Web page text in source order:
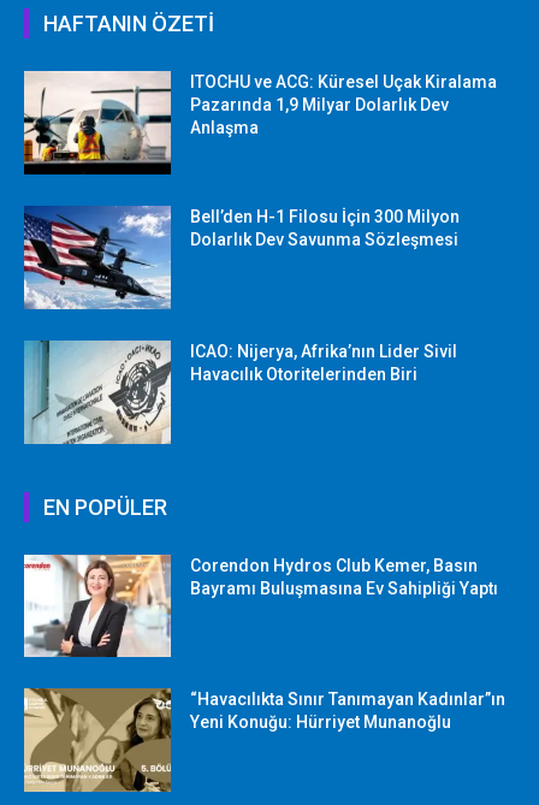
HAFTANIN ÖZETİ
ITOCHU ve ACG: Küresel Uçak Kiralama
Pazarında 1,9 Milyar Dolarlık Dev
Anlaşma
Bell’den H-1 Filosu İçin 300 Milyon
Dolarlık Dev Savunma Sözleşmesi
ICAO: Nijerya, Afrika’nın Lider Sivil
Havacılık Otoritelerinden Biri
EN POPÜLER
Corendon Hydros Club Kemer, Basın
Bayramı Buluşmasına Ev Sahipliği Yaptı
“Havacılıkta Sınır Tanımayan Kadınlar”ın
Yeni Konuğu: Hürriyet Munanoğlu